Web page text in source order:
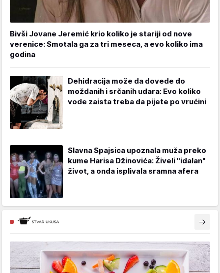
Bivši Jovane Jeremić krio koliko je stariji od nove
verenice: Smotala ga za tri meseca, a evo koliko ima
godina
Dehidracija može da dovede do
moždanih i srčanih udara: Evo koliko
vode zaista treba da pijete po vrućini
Slavna Spajsica upoznala muža preko
kume Harisa Džinovića: Živeli "idalan"
život, a onda isplivala sramna afera